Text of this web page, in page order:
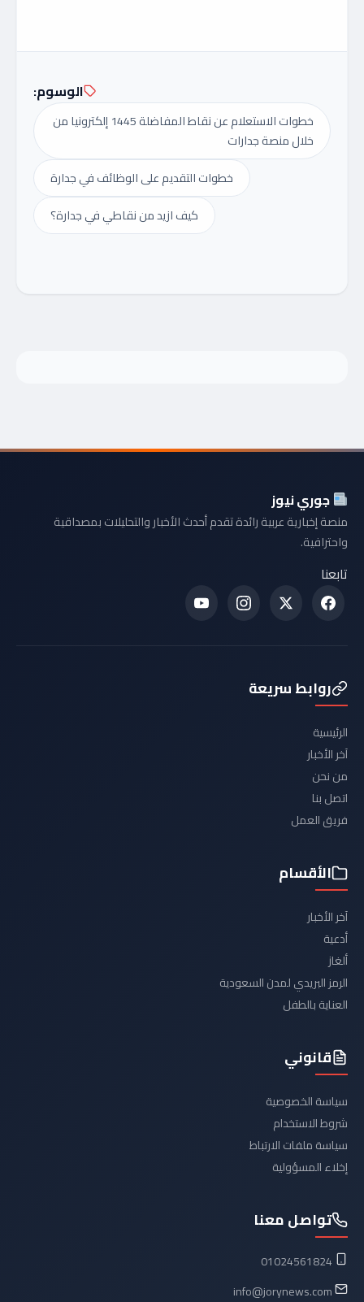
الوسوم:
خطوات الاستعلام عن نقاط المفاضلة 1445 إلكترونيا من
خلال منصة جدارات
خطوات التقديم على الوظائف في جدارة
كيف ازيد من نقاطي في جدارة؟
جوري نيوز
منصة إخبارية عربية رائدة تقدم أحدث الأخبار والتحليلات بمصداقية
واحترافية.
تابعنا
روابط سريعة
الرئيسية
آخر الأخبار
من نحن
اتصل بنا
فريق العمل
الأقسام
آخر الأخبار
أدعية
ألغاز
الرمز البريدي لمدن السعودية
العناية بالطفل
قانوني
سياسة الخصوصية
شروط الاستخدام
سياسة ملفات الارتباط
إخلاء المسؤولية
تواصل معنا
01024561824
info@jorynews.com